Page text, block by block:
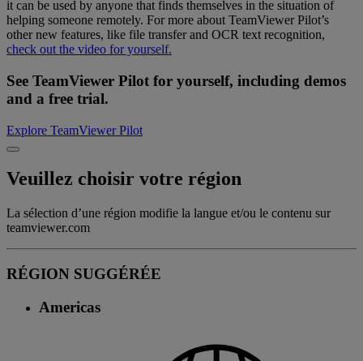
it can be used by anyone that finds themselves in the situation of
helping someone remotely. For more about TeamViewer Pilot’s
other new features, like file transfer and OCR text recognition,
check out the video for yourself.
See TeamViewer Pilot for yourself, including demos
and a free trial.
Explore TeamViewer Pilot
Veuillez choisir votre région
La sélection d’une région modifie la langue et/ou le contenu sur
teamviewer.com
RÉGION SUGGÉRÉE
Americas